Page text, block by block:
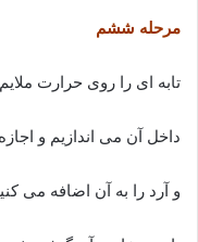
مرحله ششم
تابه ای را روی حرارت
داخل آن می اندازیم و
و آرد را به آن اضافه می